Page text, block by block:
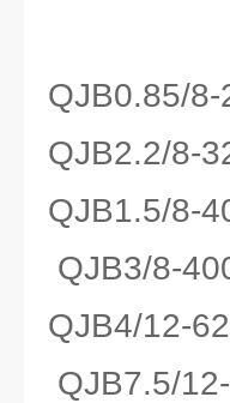
QJB0.85/
QJB2.2/8-
QJB1.5/
QJB3/8-
QJB4/12-
QJB7.5/